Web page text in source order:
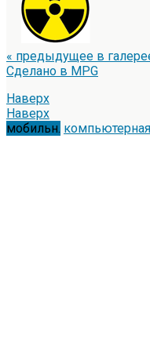
« предыдущее в
Сделано в MPG
Наверх
Наверх
мобильн. компьютерная